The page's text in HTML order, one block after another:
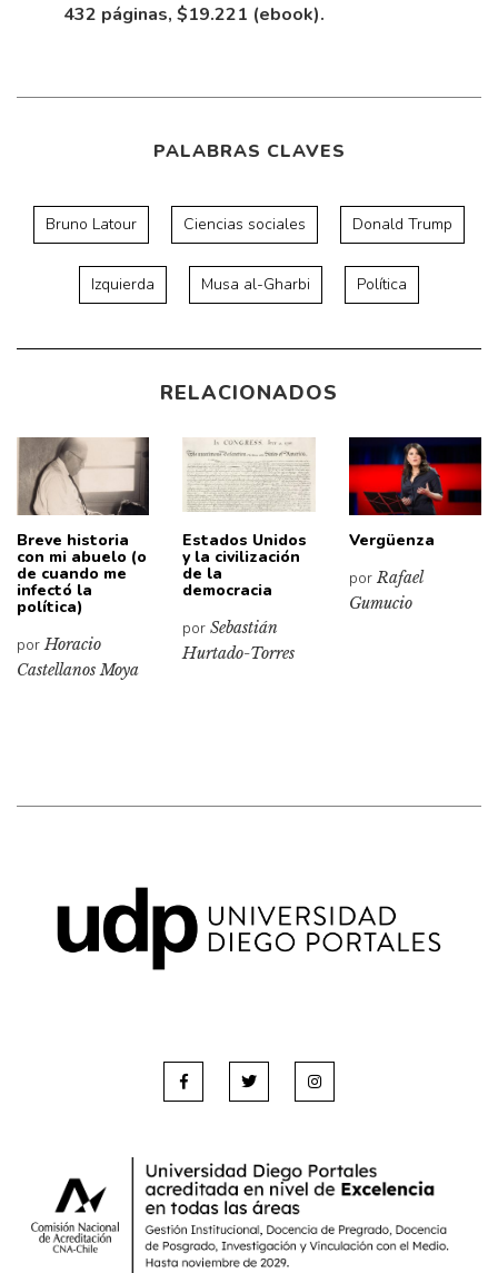
432 páginas, $19.221 (ebook).
PALABRAS CLAVES
Bruno Latour Ciencias sociales Donald Trump
Izquierda Musa al-Gharbi Política
RELACIONADOS
Breve historia
con mi abuelo (o
de cuando me
infectó la
política)
porHoracio
Castellanos Moya
Estados Unidos
y la civilización
de la
democracia
porSebastián
Hurtado-Torres
Vergüenza
porRafael
Gumucio